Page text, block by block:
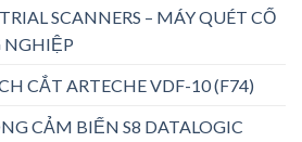
SCANNERS – MÁY QUÉT CỐ
CẮT ARTECHE VDF-10 (F74)
CẢM BIẾN S8 DATALOGIC